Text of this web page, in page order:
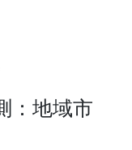
：地域市